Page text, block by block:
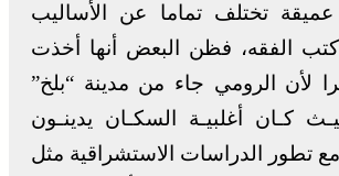
تختلف تماما عن الأساليب
الفقه، فظن البعض أنها أخذت
لأن الرومي جاء من مدينة “بلخ”
كـان أغلبيـة السكـان يدينـون
مع تطور الدراسات الاستشراقية مثل